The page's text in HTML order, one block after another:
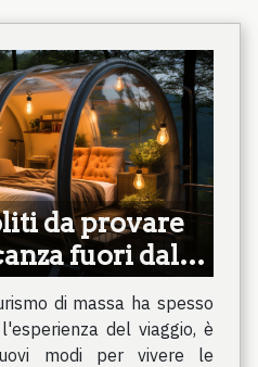
da provare
fuori dal
di massa ha spesso
del viaggio, è
modi per vivere le